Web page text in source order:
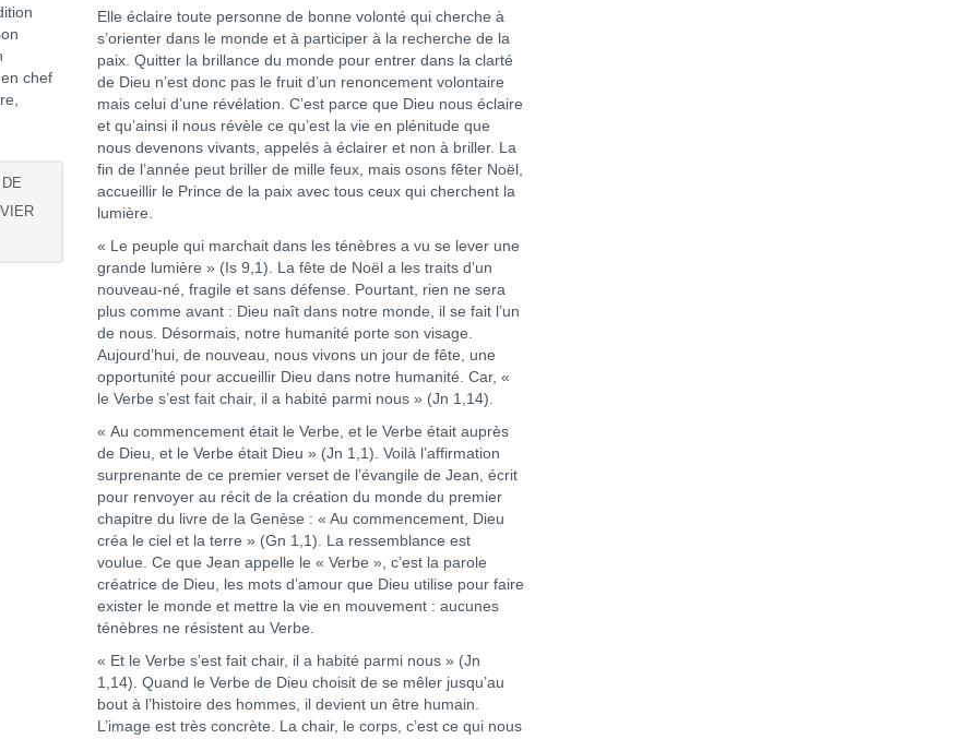
chef
Elle éclaire toute personne de bonne volonté qui cherche à
s’orienter dans le monde et à participer à la recherche de la
paix. Quitter la brillance du monde pour entrer dans la clarté
de Dieu n’est donc pas le fruit d’un renoncement volontaire
mais celui d’une révélation. C’est parce que Dieu nous éclaire
et qu’ainsi il nous révèle ce qu’est la vie en plénitude que
nous devenons vivants, appelés à éclairer et non à briller. La
fin de l’année peut briller de mille feux, mais osons fêter Noël,
accueillir le Prince de la paix avec tous ceux qui cherchent la
lumière.
« Le peuple qui marchait dans les ténèbres a vu se lever une
grande lumière » (Is 9,1). La fête de Noël a les traits d’un
nouveau-né, fragile et sans défense. Pourtant, rien ne sera
plus comme avant : Dieu naît dans notre monde, il se fait l’un
de nous. Désormais, notre humanité porte son visage.
Aujourd’hui, de nouveau, nous vivons un jour de fête, une
opportunité pour accueillir Dieu dans notre humanité. Car, «
le Verbe s’est fait chair, il a habité parmi nous » (Jn 1,14).
« Au commencement était le Verbe, et le Verbe était auprès
de Dieu, et le Verbe était Dieu » (Jn 1,1). Voilà l’affirmation
surprenante de ce premier verset de l’évangile de Jean, écrit
pour renvoyer au récit de la création du monde du premier
chapitre du livre de la Genèse : « Au commencement, Dieu
créa le ciel et la terre » (Gn 1,1). La ressemblance est
voulue. Ce que Jean appelle le « Verbe », c’est la parole
créatrice de Dieu, les mots d’amour que Dieu utilise pour faire
exister le monde et mettre la vie en mouvement : aucunes
ténèbres ne résistent au Verbe.
« Et le Verbe s’est fait chair, il a habité parmi nous » (Jn
1,14). Quand le Verbe de Dieu choisit de se mêler jusqu’au
bout à l’histoire des hommes, il devient un être humain.
L’image est très concrète. La chair, le corps, c’est ce qui nous